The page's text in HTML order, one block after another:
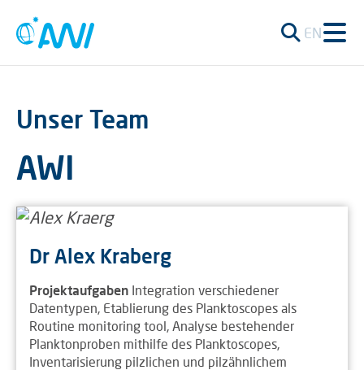
EN
Unser Team
AWI
Dr Alex Kraberg
Projektaufgaben Integration verschiedener
Datentypen, Etablierung des Planktoscopes als
Routine monitoring tool, Analyse bestehender
Planktonproben mithilfe des Planktoscopes,
Inventarisierung pilzlichen und pilzähnlichem